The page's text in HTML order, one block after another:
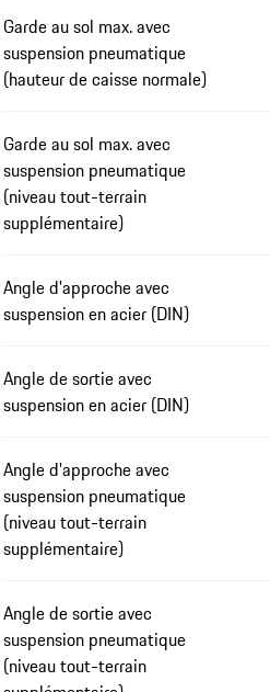
Garde au sol max. avec
suspension pneumatique
(hauteur de caisse normale)
Garde au sol max. avec
suspension pneumatique
(niveau tout-terrain
supplémentaire)
Angle d'approche avec
suspension en acier (DIN)
Angle de sortie avec
suspension en acier (DIN)
Angle d'approche avec
suspension pneumatique
(niveau tout-terrain
supplémentaire)
Angle de sortie avec
suspension pneumatique
(niveau tout-terrain